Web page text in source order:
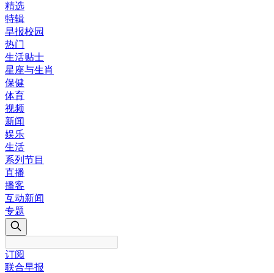
精选
特辑
早报校园
热门
生活贴士
星座与生肖
保健
体育
视频
新闻
娱乐
生活
系列节目
直播
播客
互动新闻
专题
订阅
联合早报